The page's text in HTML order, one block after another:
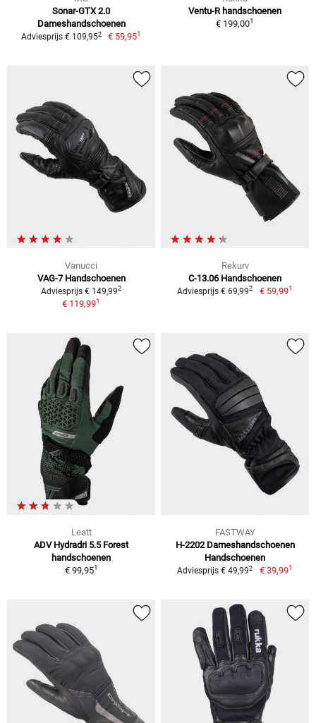
Sonar-GTX 2.0
Dameshandschoenen
Adviesprijs € 109,952 € 59,951
Ventu-R handschoenen
€ 199,001
Vanucci
VAG-7 Handschoenen
Adviesprijs € 149,992
€ 119,991
Rekurv
C-13.06 Handschoenen
Adviesprijs € 69,992 € 59,991
Leatt
ADV Hydradri 5.5 Forest
handschoenen
€ 99,951
FASTWAY
H-2202 Dameshandschoenen
Handschoenen
Adviesprijs € 49,992 € 39,991